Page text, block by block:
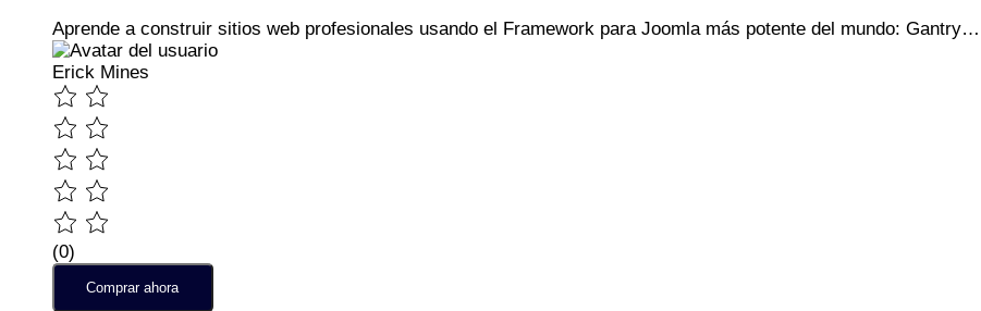
Aprende a construir sitios web profesionales usando el Framework para Joomla más potente del mundo: Gantry…
Erick Mines
(0)
Comprar ahora